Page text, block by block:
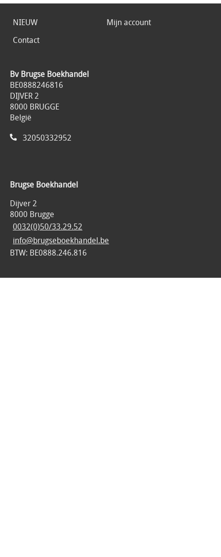
NIEUW
Mijn account
Contact
Bv Brugse Boekhandel
BE0888246816
DIJVER 2
8000 BRUGGE
België
32050332952
Brugse Boekhandel
Dijver 2
8000 Brugge
0032(0)50/33.29.52
info@brugseboekhandel.be
BTW: BE0888.246.816